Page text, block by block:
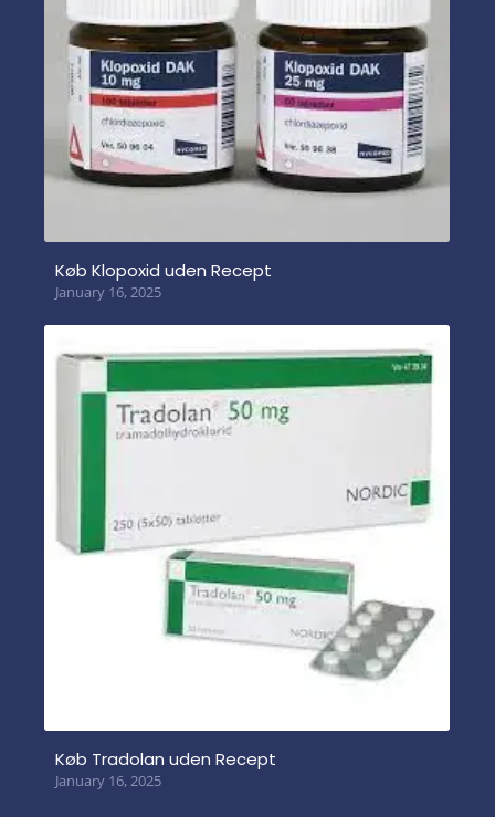
Køb Klopoxid uden Recept
January 16, 2025
Køb Tradolan uden Recept
January 16, 2025